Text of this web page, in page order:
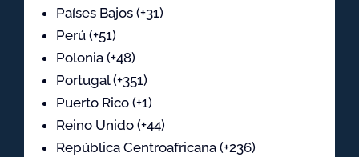
Países Bajos (+31)
Perú (+51)
Polonia (+48)
Portugal (+351)
Puerto Rico (+1)
Reino Unido (+44)
República Centroafricana (+236)